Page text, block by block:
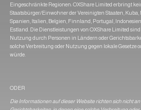
Eingeschränkte Regionen: OXShare Limited erbringt
Staatsbürger/Einwohner der Vereinigten Staaten, Kuba,
Spanien, Italien, Belgien, Finnland, Portugal,
Estland. Die Dienstleistungen von OXShare Limited
Nutzung durch Personen in Ländern oder
solche Verbreitung oder Nutzung gegen lokale Gesetze
würde.
ODER
Die Informationen auf dieser Website richten sich nicht